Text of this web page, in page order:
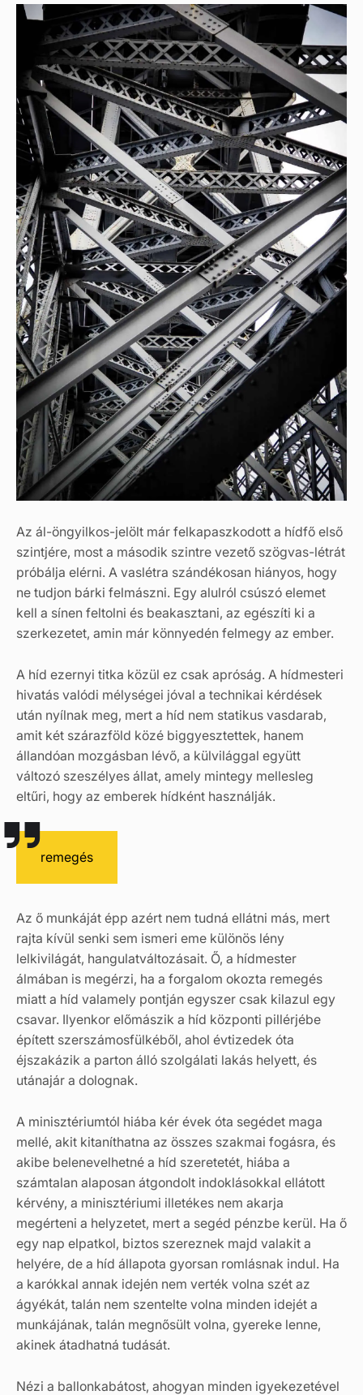
Az ál-öngyilkos-jelölt már felkapaszkodott a hídfő első
szintjére, most a második szintre vezető szögvas-létrát
próbálja elérni. A vaslétra szándékosan hiányos, hogy
ne tudjon bárki felmászni. Egy alulról csúszó elemet
kell a sínen feltolni és beakasztani, az egészíti ki a
szerkezetet, amin már könnyedén felmegy az ember.
A híd ezernyi titka közül ez csak apróság. A hídmesteri
hivatás valódi mélységei jóval a technikai kérdések
után nyílnak meg, mert a híd nem statikus vasdarab,
amit két szárazföld közé biggyesztettek, hanem
állandóan mozgásban lévő, a külvilággal együtt
változó szeszélyes állat, amely mintegy mellesleg
eltűri, hogy az emberek hídként használják.
remegés
Az ő munkáját épp azért nem tudná ellátni más, mert
rajta kívül senki sem ismeri eme különös lény
lelkivilágát, hangulatváltozásait. Ő, a hídmester
álmában is megérzi, ha a forgalom okozta remegés
miatt a híd valamely pontján egyszer csak kilazul egy
csavar. Ilyenkor előmászik a híd központi pillérjébe
épített szerszámosfülkéből, ahol évtizedek óta
éjszakázik a parton álló szolgálati lakás helyett, és
utánajár a dolognak.
A minisztériumtól hiába kér évek óta segédet maga
mellé, akit kitaníthatna az összes szakmai fogásra, és
akibe belenevelhetné a híd szeretetét, hiába a
számtalan alaposan átgondolt indoklásokkal ellátott
kérvény, a minisztériumi illetékes nem akarja
megérteni a helyzetet, mert a segéd pénzbe kerül. Ha ő
egy nap elpatkol, biztos szereznek majd valakit a
helyére, de a híd állapota gyorsan romlásnak indul. Ha
a karókkal annak idején nem verték volna szét az
ágyékát, talán nem szentelte volna minden idejét a
munkájának, talán megnősült volna, gyereke lenne,
akinek átadhatná tudását.
Nézi a ballonkabátost, ahogyan minden igyekezetével